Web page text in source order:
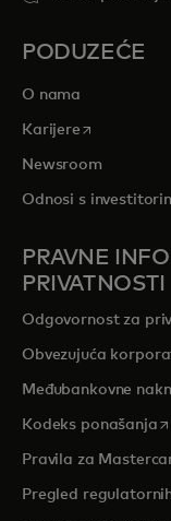
PODUZEĆE
O nama
Karijereopens in a
Newsroom
Odnosi s
PRAVNE
PRIVATNOSTI
Odgovornost za
Obvezujuća
Međubankovne
Kodeks ponašanja
Pravila za
Pregled